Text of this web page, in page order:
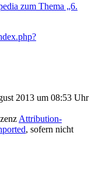
zum Thema „6.
2013 um 08:53 Uhr
Attribution-
, sofern nicht